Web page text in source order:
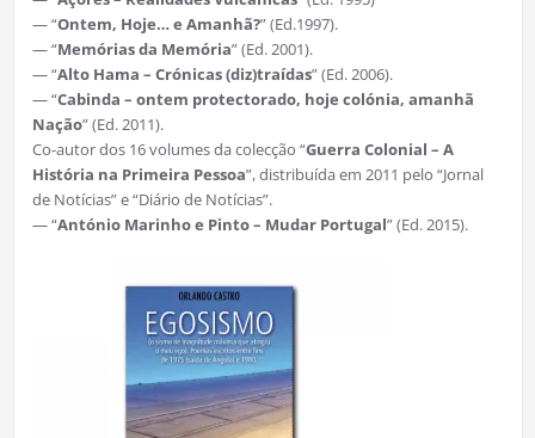
— “Ontem, Hoje… e Amanhã?” (Ed.1997).
— “Memórias da Memória” (Ed. 2001).
— “Alto Hama – Crónicas (diz)traídas” (Ed. 2006).
— “Cabinda – ontem protectorado, hoje colónia, amanhã
Nação” (Ed. 2011).
Co-autor dos 16 volumes da colecção “Guerra Colonial – A
História na Primeira Pessoa”, distribuída em 2011 pelo “Jornal
de Notícias” e “Diário de Notícias”.
— “António Marinho e Pinto – Mudar Portugal” (Ed. 2015).